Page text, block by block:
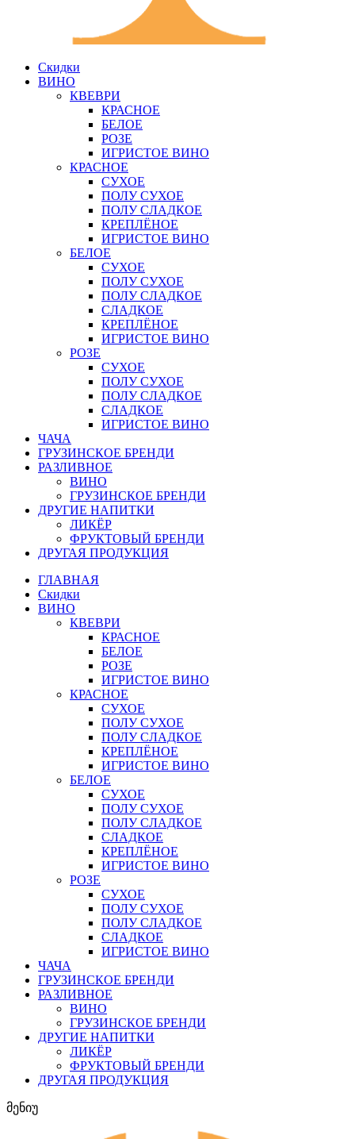
Скидки
ВИНО
КВЕВРИ
КРАСНОЕ
БЕЛОЕ
РОЗЕ
ИГРИСТОЕ ВИНО
КРАСНОЕ
СУХОЕ
ПОЛУ СУХОЕ
ПОЛУ СЛАДКОЕ
КРЕПЛЁНОЕ
ИГРИСТОЕ ВИНО
БЕЛОЕ
СУХОЕ
ПОЛУ СУХОЕ
ПОЛУ СЛАДКОЕ
СЛАДКОЕ
КРЕПЛЁНОЕ
ИГРИСТОЕ ВИНО
РОЗЕ
СУХОЕ
ПОЛУ СУХОЕ
ПОЛУ СЛАДКОЕ
СЛАДКОЕ
ИГРИСТОЕ ВИНО
ЧАЧА
ГРУЗИНСКОЕ БРЕНДИ
РАЗЛИВНОЕ
ВИНО
ГРУЗИНСКОЕ БРЕНДИ
ДРУГИЕ НАПИТКИ
ЛИКЁР
ФРУКТОВЫЙ БРЕНДИ
ДРУГАЯ ПРОДУКЦИЯ
ГЛАВНАЯ
Скидки
ВИНО
КВЕВРИ
КРАСНОЕ
БЕЛОЕ
РОЗЕ
ИГРИСТОЕ ВИНО
КРАСНОЕ
СУХОЕ
ПОЛУ СУХОЕ
ПОЛУ СЛАДКОЕ
КРЕПЛЁНОЕ
ИГРИСТОЕ ВИНО
БЕЛОЕ
СУХОЕ
ПОЛУ СУХОЕ
ПОЛУ СЛАДКОЕ
СЛАДКОЕ
КРЕПЛЁНОЕ
ИГРИСТОЕ ВИНО
РОЗЕ
СУХОЕ
ПОЛУ СУХОЕ
ПОЛУ СЛАДКОЕ
СЛАДКОЕ
ИГРИСТОЕ ВИНО
ЧАЧА
ГРУЗИНСКОЕ БРЕНДИ
РАЗЛИВНОЕ
ВИНО
ГРУЗИНСКОЕ БРЕНДИ
ДРУГИЕ НАПИТКИ
ЛИКЁР
ФРУКТОВЫЙ БРЕНДИ
ДРУГАЯ ПРОДУКЦИЯ
მენიუ